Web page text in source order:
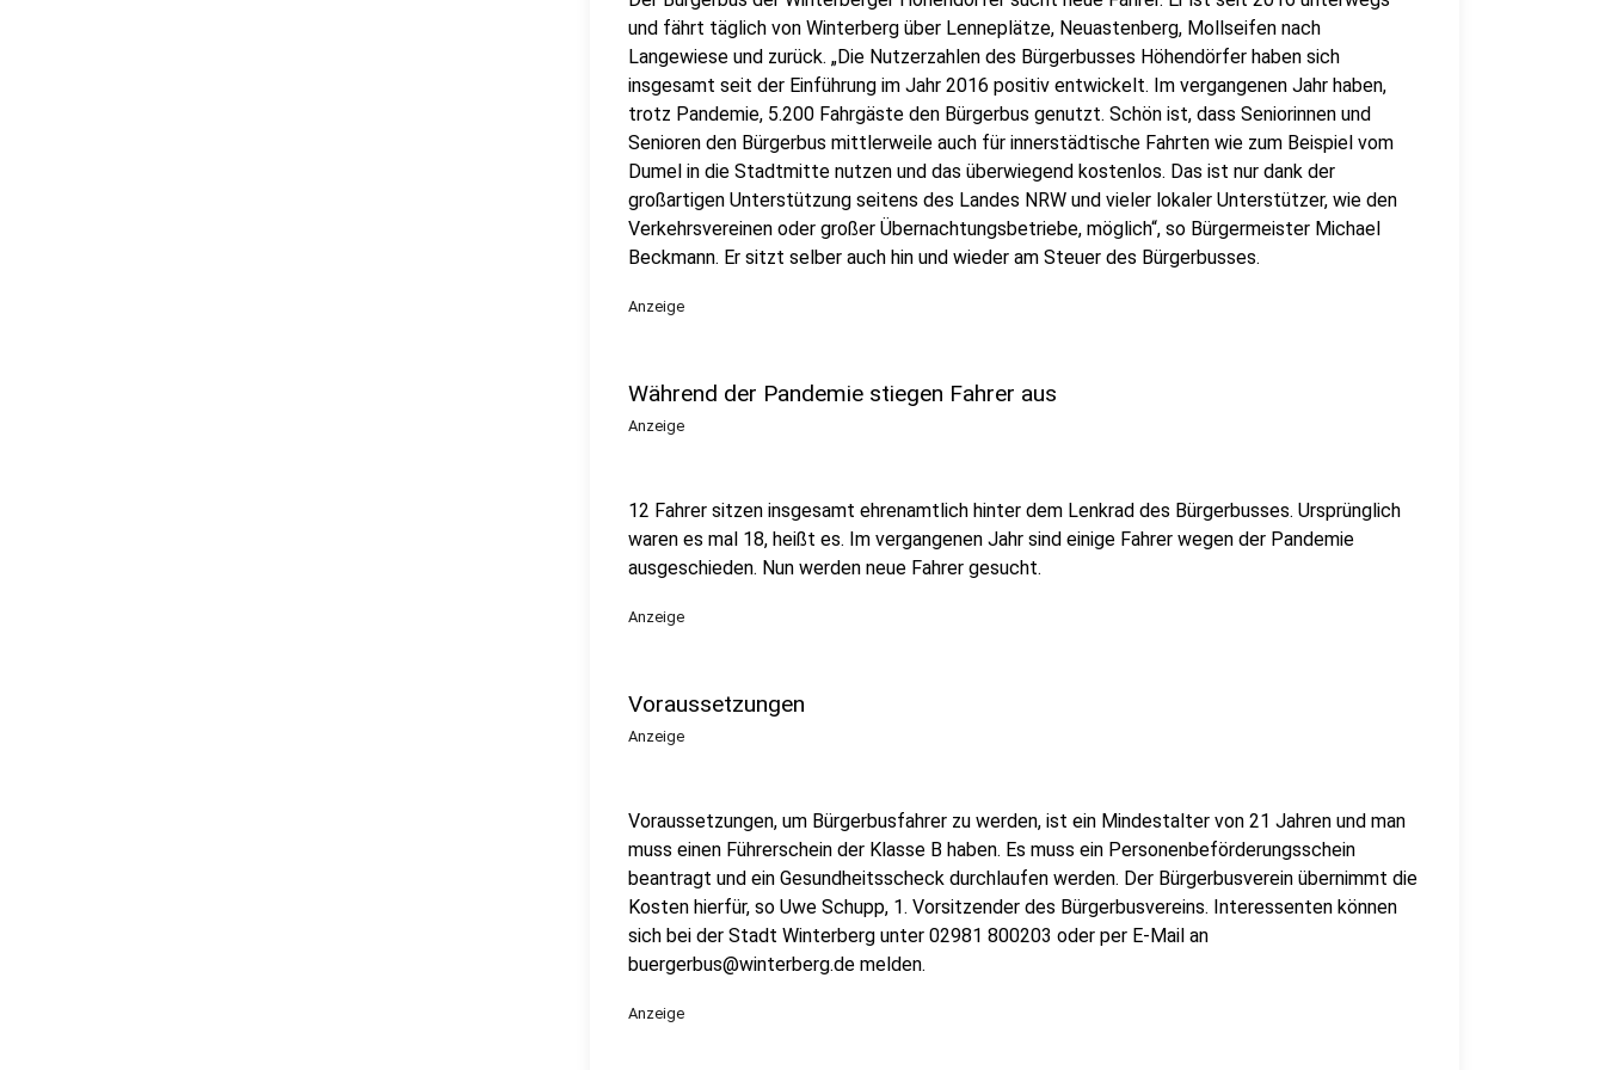
und fährt täglich von Winterberg über Lenneplätze, Neuastenberg, Mollseifen nach
Langewiese und zurück. „Die Nutzerzahlen des Bürgerbusses Höhendörfer haben sich
insgesamt seit der Einführung im Jahr 2016 positiv entwickelt. Im vergangenen Jahr haben,
trotz Pandemie, 5.200 Fahrgäste den Bürgerbus genutzt. Schön ist, dass Seniorinnen und
Senioren den Bürgerbus mittlerweile auch für innerstädtische Fahrten wie zum Beispiel vom
Dumel in die Stadtmitte nutzen und das überwiegend kostenlos. Das ist nur dank der
großartigen Unterstützung seitens des Landes NRW und vieler lokaler Unterstützer, wie den
Verkehrsvereinen oder großer Übernachtungsbetriebe, möglich“, so Bürgermeister Michael
Beckmann. Er sitzt selber auch hin und wieder am Steuer des Bürgerbusses.
Anzeige
Während der Pandemie stiegen Fahrer aus
Anzeige
12 Fahrer sitzen insgesamt ehrenamtlich hinter dem Lenkrad des Bürgerbusses. Ursprünglich
waren es mal 18, heißt es. Im vergangenen Jahr sind einige Fahrer wegen der Pandemie
ausgeschieden. Nun werden neue Fahrer gesucht.
Anzeige
Voraussetzungen
Anzeige
Voraussetzungen, um Bürgerbusfahrer zu werden, ist ein Mindestalter von 21 Jahren und man
muss einen Führerschein der Klasse B haben. Es muss ein Personenbeförderungsschein
beantragt und ein Gesundheitsscheck durchlaufen werden. Der Bürgerbusverein übernimmt die
Kosten hierfür, so Uwe Schupp, 1. Vorsitzender des Bürgerbusvereins. Interessenten können
sich bei der Stadt Winterberg unter 02981 800203 oder per E-Mail an
buergerbus@winterberg.de melden.
Anzeige